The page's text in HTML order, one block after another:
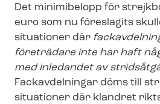
Det minimibelopp för
euro som nu föreslagits
situationer där
företrädare inte har haft
med inledandet av
Fackavdelningar döms till
situationer där klandret